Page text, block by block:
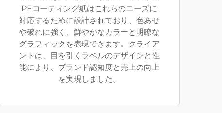
PEコーティング紙はこれらのニーズに
対応するために設計されており、色あせ
や破れに強く、鮮やかなカラーと明瞭な
グラフィックを表現できます。クライア
ントは、目を引くラベルのデザインと性
能により、ブランド認知度と売上の向上
を実現しました。